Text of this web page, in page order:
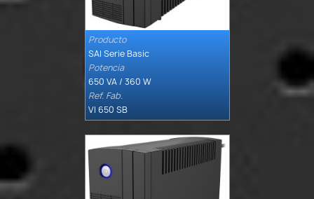

Producto
SAI Serie Basic
Potencia
650 VA / 360 W
Ref. Fab.
VI 650 SB